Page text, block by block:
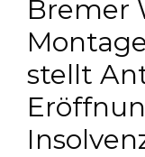
Bremer
stellt